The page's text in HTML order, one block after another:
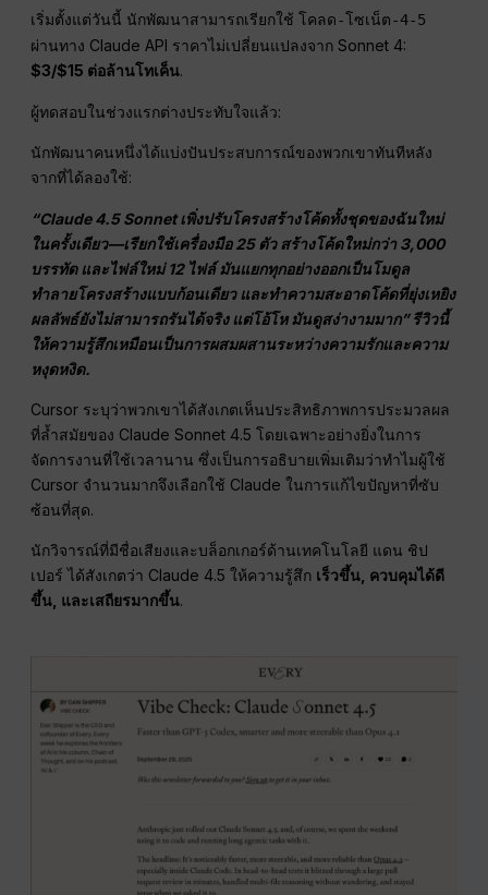
เริ่มตั้งแต่วันนี้ นักพัฒนาสามารถเรียกใช้โคลด-โซเน็ต-4-5
ผ่านทาง Claude API ราคาไม่เปลี่ยนแปลงจาก Sonnet 4:
$3/$15 ต่อล้านโทเค็น.
ผู้ทดสอบในช่วงแรกต่างประทับใจแล้ว:
นักพัฒนาคนหนึ่งได้แบ่งปันประสบการณ์ของพวกเขาทันทีหลัง
จากที่ได้ลองใช้:
“Claude 4.5 Sonnet เพิ่งปรับโครงสร้างโค้ดทั้งชุดของฉันใหม่
ในครั้งเดียว—เรียกใช้เครื่องมือ 25 ตัว สร้างโค้ดใหม่กว่า 3,000
บรรทัด และไฟล์ใหม่ 12 ไฟล์ มันแยกทุกอย่างออกเป็นโมดูล
ทำลายโครงสร้างแบบก้อนเดียว และทำความสะอาดโค้ดที่ยุ่งเหยิง
ผลลัพธ์ยังไม่สามารถรันได้จริง แต่โอ้โห มันดูสง่างามมาก” รีวิวนี้
ให้ความรู้สึกเหมือนเป็นการผสมผสานระหว่างความรักและความ
หงุดหงิด.
Cursor ระบุว่าพวกเขาได้สังเกตเห็นประสิทธิภาพการประมวลผล
ที่ล้ำสมัยของ Claude Sonnet 4.5 โดยเฉพาะอย่างยิ่งในการ
จัดการงานที่ใช้เวลานาน ซึ่งเป็นการอธิบายเพิ่มเติมว่าทำไมผู้ใช้
Cursor จำนวนมากจึงเลือกใช้ Claude ในการแก้ไขปัญหาที่ซับ
ซ้อนที่สุด.
นักวิจารณ์ที่มีชื่อเสียงและบล็อกเกอร์ด้านเทคโนโลยี แดน ชิป
เปอร์ ได้สังเกตว่า Claude 4.5 ให้ความรู้สึก เร็วขึ้น, ควบคุมได้ดี
ขึ้น, และเสถียรมากขึ้น.